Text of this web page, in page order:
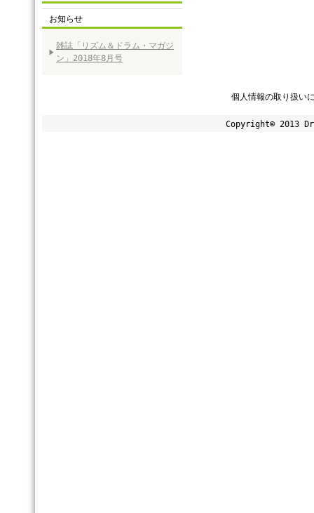
お知らせ
雑誌「リズム＆ドラム・マガジ
ン」2018年8月号
個人情報の取り扱い
Copyright© 2013